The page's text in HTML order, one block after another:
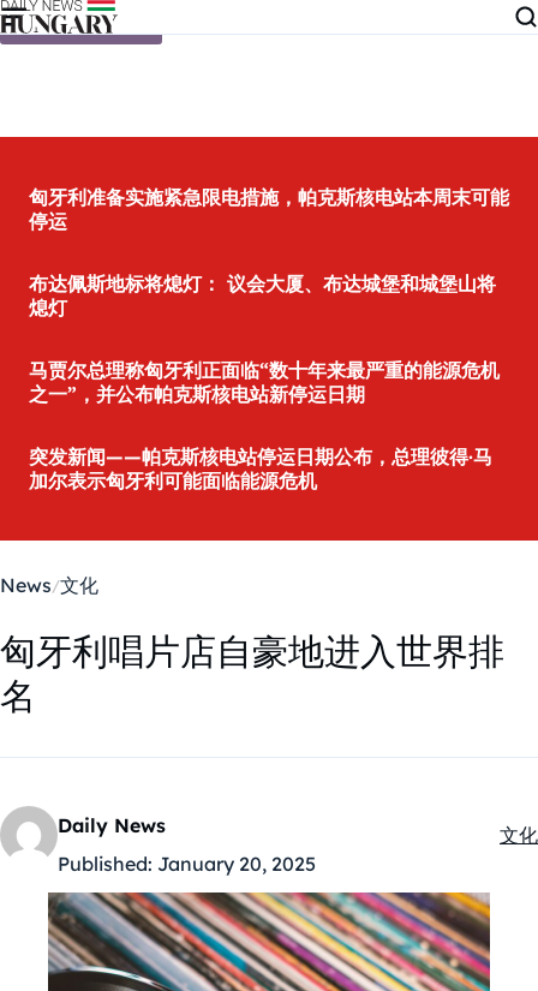
Skip to content
匈牙利准备实施紧急限电措施，帕克斯核电站本周末可能
停运
布达佩斯地标将熄灯： 议会大厦、布达城堡和城堡山将
熄灯
马贾尔总理称匈牙利正面临“数十年来最严重的能源危机
之一”，并公布帕克斯核电站新停运日期
突发新闻——帕克斯核电站停运日期公布，总理彼得·马
加尔表示匈牙利可能面临能源危机
News 文化
匈牙利唱片店自豪地进入世界排
名
Daily News
Published: January 20, 2025
文化